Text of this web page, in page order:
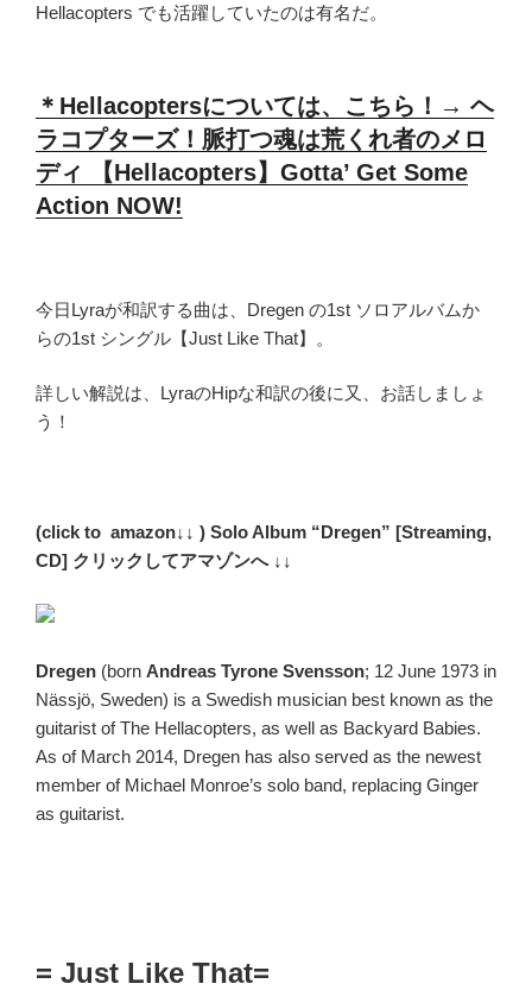
Hellacopters でも活躍していたのは有名だ。
＊Hellacoptersについては、こちら！→ ヘ
ラコプターズ！脈打つ魂は荒くれ者のメロ
ディ 【Hellacopters】Gotta’ Get Some
Action NOW!
今日Lyraが和訳する曲は、Dregen の1st ソロアルバムか
らの1st シングル【Just Like That】。
詳しい解説は、LyraのHipな和訳の後に又、お話しましょ
う！
(click to amazon↓↓ ) Solo Album “Dregen” [Streaming,
CD] クリックしてアマゾンへ ↓↓
Dregen (born Andreas Tyrone Svensson; 12 June 1973 in
Nässjö, Sweden) is a Swedish musician best known as the
guitarist of The Hellacopters, as well as Backyard Babies.
As of March 2014, Dregen has also served as the newest
member of Michael Monroe’s solo band, replacing Ginger
as guitarist.
= Just Like That=